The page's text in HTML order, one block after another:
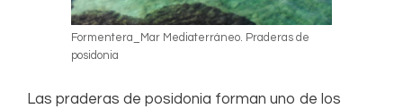
Formentera_Mar Mediaterráneo. Praderas de
posidonia
Las praderas de posidonia forman uno de los